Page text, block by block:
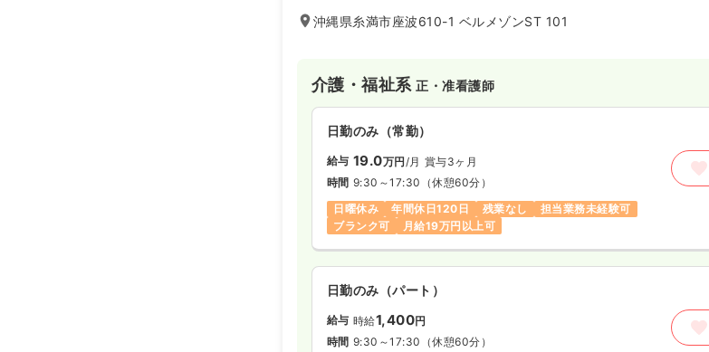
沖縄県糸満市座波610-1 ベルメゾンST 101
介護・福祉系正・准看護師
日勤のみ（常勤）
給与 19.0万円/月 賞与3ヶ月
時間 9:30～17:30 （休憩60分）
日曜休み
年間休日120日 残業なし
担当業務未経験可
ブランク可
月給19万円以上可
日勤のみ（パート）
給与 時給1,400円
時間 9:30～17:30 （休憩60分）